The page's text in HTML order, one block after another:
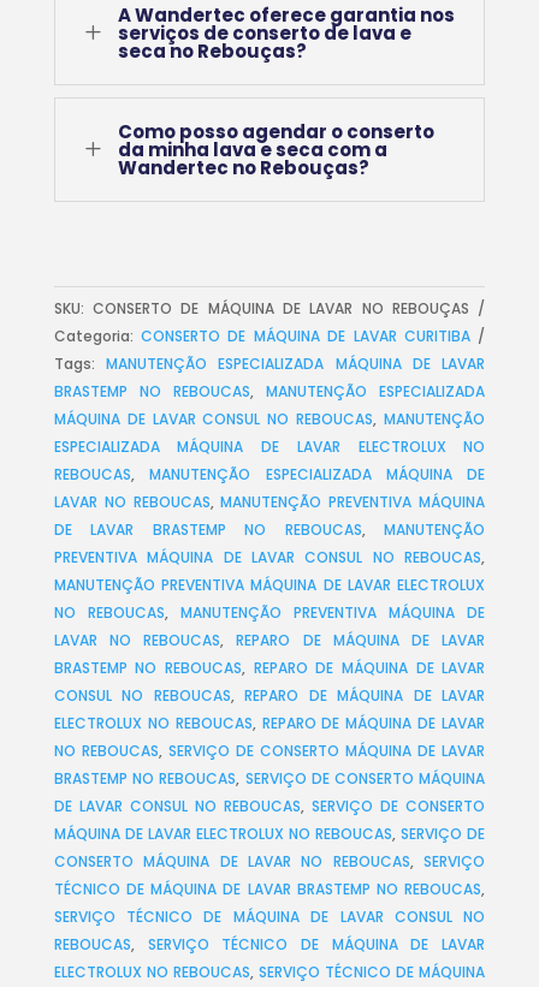
L
A Wandertec oferece garantia nos
serviços de conserto de lava e
seca no Rebouças?
L
Como posso agendar o conserto
da minha lava e seca com a
Wandertec no Rebouças?
SKU:CONSERTO DE MÁQUINA DE LAVAR NO REBOUÇAS
Categoria:CONSERTO DE MÁQUINA DE LAVAR CURITIBA
Tags:MANUTENÇÃO ESPECIALIZADA MÁQUINA DE LAVAR
BRASTEMP NO REBOUCAS,MANUTENÇÃO ESPECIALIZADA
MÁQUINA DE LAVAR CONSUL NO REBOUCAS,MANUTENÇÃO
ESPECIALIZADA MÁQUINA DE LAVAR ELECTROLUX NO
REBOUCAS,MANUTENÇÃO ESPECIALIZADA MÁQUINA DE
LAVAR NO REBOUCAS,MANUTENÇÃO PREVENTIVA MÁQUINA
DE LAVAR BRASTEMP NO REBOUCAS,MANUTENÇÃO
PREVENTIVA MÁQUINA DE LAVAR CONSUL NO REBOUCAS,
MANUTENÇÃO PREVENTIVA MÁQUINA DE LAVAR ELECTROLUX
NO REBOUCAS, MANUTENÇÃO PREVENTIVA MÁQUINA DE
LAVAR NO REBOUCAS,REPARO DE MÁQUINA DE LAVAR
BRASTEMP NO REBOUCAS, REPARO DE MÁQUINA DE LAVAR
CONSUL NO REBOUCAS,REPARO DE MÁQUINA DE LAVAR
ELECTROLUX NO REBOUCAS, REPARO DE MÁQUINA DE LAVAR
NO REBOUCAS, SERVIÇO DE CONSERTO MÁQUINA DE LAVAR
BRASTEMP NO REBOUCAS, SERVIÇO DE CONSERTO MÁQUINA
DE LAVAR CONSUL NO REBOUCAS,SERVIÇO DE CONSERTO
MÁQUINA DE LAVAR ELECTROLUX NO REBOUCAS,SERVIÇO DE
CONSERTO MÁQUINA DE LAVAR NO REBOUCAS,SERVIÇO
TÉCNICO DE MÁQUINA DE LAVAR BRASTEMP NO REBOUCAS,
SERVIÇO TÉCNICO DE MÁQUINA DE LAVAR CONSUL NO
REBOUCAS, SERVIÇO TÉCNICO DE MÁQUINA DE LAVAR
ELECTROLUX NO REBOUCAS,SERVIÇO TÉCNICO DE MÁQUINA